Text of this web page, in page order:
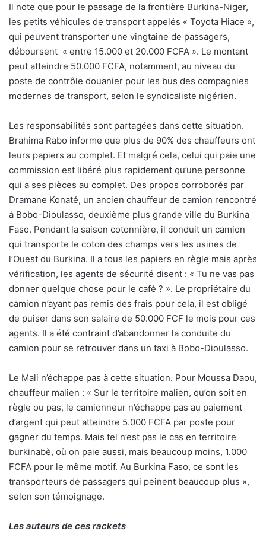
Il note que pour le passage de la frontière Burkina-Niger,
les petits véhicules de transport appelés « Toyota Hiace »,
qui peuvent transporter une vingtaine de passagers,
déboursent « entre 15.000 et 20.000 FCFA ». Le montant
peut atteindre 50.000 FCFA, notamment, au niveau du
poste de contrôle douanier pour les bus des compagnies
modernes de transport, selon le syndicaliste nigérien.
Les responsabilités sont partagées dans cette situation.
Brahima Rabo informe que plus de 90% des chauffeurs ont
leurs papiers au complet. Et malgré cela, celui qui paie une
commission est libéré plus rapidement qu’une personne
qui a ses pièces au complet. Des propos corroborés par
Dramane Konaté, un ancien chauffeur de camion rencontré
à Bobo-Dioulasso, deuxième plus grande ville du Burkina
Faso. Pendant la saison cotonnière, il conduit un camion
qui transporte le coton des champs vers les usines de
l’Ouest du Burkina. Il a tous les papiers en règle mais après
vérification, les agents de sécurité disent : « Tu ne vas pas
donner quelque chose pour le café ? ». Le propriétaire du
camion n’ayant pas remis des frais pour cela, il est obligé
de puiser dans son salaire de 50.000 FCF le mois pour ces
agents. Il a été contraint d’abandonner la conduite du
camion pour se retrouver dans un taxi à Bobo-Dioulasso.
Le Mali n’échappe pas à cette situation. Pour Moussa Daou,
chauffeur malien : « Sur le territoire malien, qu’on soit en
règle ou pas, le camionneur n’échappe pas au paiement
d’argent qui peut atteindre 5.000 FCFA par poste pour
gagner du temps. Mais tel n’est pas le cas en territoire
burkinabè, où on paie aussi, mais beaucoup moins, 1.000
FCFA pour le même motif. Au Burkina Faso, ce sont les
transporteurs de passagers qui peinent beaucoup plus »,
selon son témoignage.
Les auteurs de ces rackets